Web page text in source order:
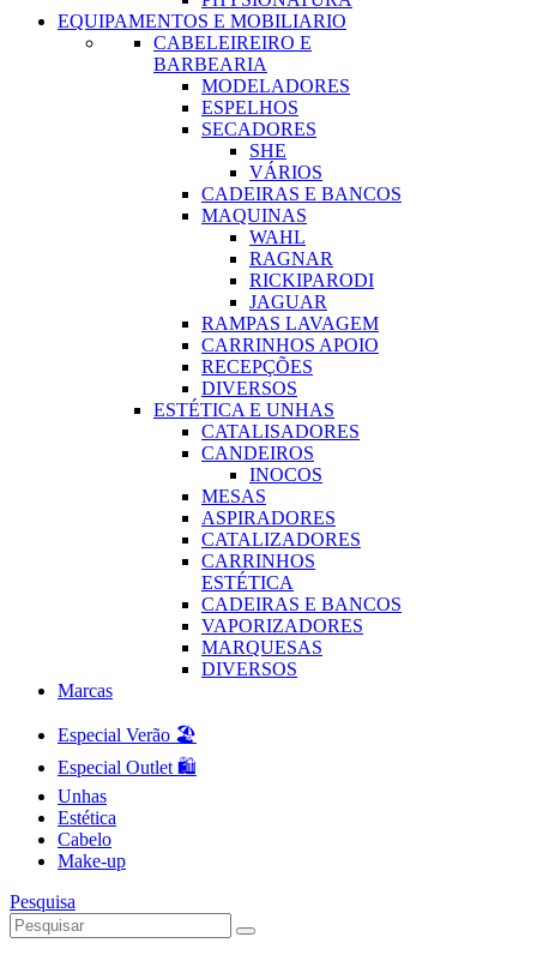
EQUIPAMENTOS E MOBILIARIO
CABELEIREIRO E
BARBEARIA
MODELADORES
ESPELHOS
SECADORES
SHE
VÁRIOS
CADEIRAS E BANCOS
MAQUINAS
WAHL
RAGNAR
RICKIPARODI
JAGUAR
RAMPAS LAVAGEM
CARRINHOS APOIO
RECEPÇÕES
DIVERSOS
ESTÉTICA E UNHAS
CATALISADORES
CANDEIROS
INOCOS
MESAS
ASPIRADORES
CATALIZADORES
CARRINHOS
ESTÉTICA
CADEIRAS E BANCOS
VAPORIZADORES
MARQUESAS
DIVERSOS
Marcas
Especial Verão 🏖️
Especial Outlet 🛍️
Unhas
Estética
Cabelo
Make-up
Pesquisa